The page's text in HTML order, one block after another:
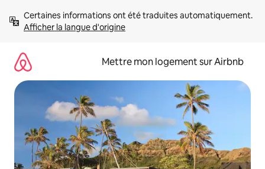
directement
Afficher la langue d'origine
Mettre mon logement sur Airbnb